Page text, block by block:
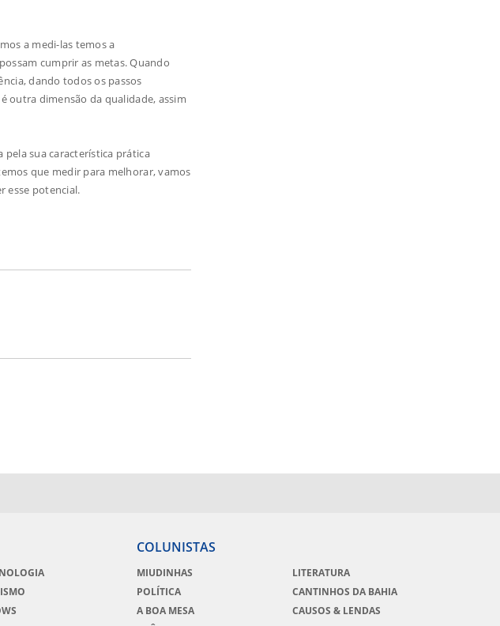
a medi-las temos a
cumprir as metas. Quando
dando todos os passos
outra dimensão da qualidade, assim
pela sua característica prática
que medir para melhorar, vamos
esse potencial.
COLUNISTAS
MIUDINHAS
POLÍTICA
A BOA MESA
LITERATURA
CANTINHOS DA BAHIA
CAUSOS & LENDAS